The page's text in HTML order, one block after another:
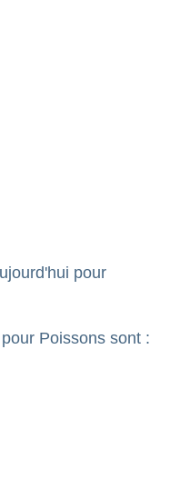
pour
Poissons sont :